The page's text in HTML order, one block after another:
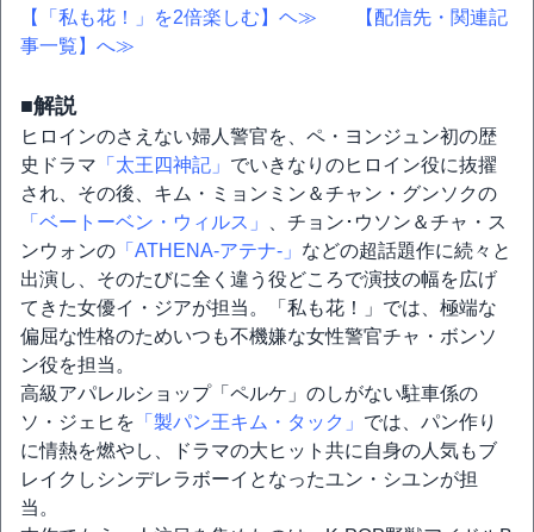
【「私も花！」を2倍楽しむ】ヘ≫
【配信先・関連記
事一覧】へ≫
■解説
ヒロインのさえない婦人警官を、ペ・ヨンジュン初の歴
史ドラマ 「太王四神記」 でいきなりのヒロイン役に抜擢
され、その後、キム・ミョンミン＆チャン・グンソクの
「ベートーベン・ウィルス」
、チョン･ウソン＆チャ・ス
ンウォンの 「ATHENA-アテナ-」 などの超話題作に続々と
出演し、そのたびに全く違う役どころで演技の幅を広げ
てきた女優イ・ジアが担当。「私も花！」では、極端な
偏屈な性格のためいつも不機嫌な女性警官チャ・ボンソ
ン役を担当。
高級アパレルショップ「ペルケ」のしがない駐車係の
ソ・ジェヒを 「製パン王キム・タック」 では、パン作り
に情熱を燃やし、ドラマの大ヒット共に自身の人気もブ
レイクしシンデレラボーイとなったユン・シユンが担
当。